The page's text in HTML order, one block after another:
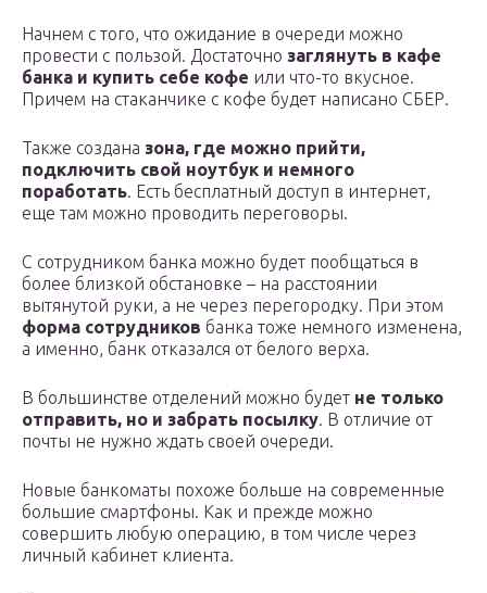
Начнем с того, что ожидание в очереди можно
провести с пользой. Достаточно заглянуть в кафе
банка и купить себе кофе или что-то вкусное.
Причем на стаканчике с кофе будет написано СБЕР.
Также создана зона, где можно прийти,
подключить свой ноутбук и немного
поработать. Есть бесплатный доступ в интернет,
еще там можно проводить переговоры.
С сотрудником банка можно будет пообщаться в
более близкой обстановке – на расстоянии
вытянутой руки, а не через перегородку. При этом
форма сотрудников банка тоже немного изменена,
а именно, банк отказался от белого верха.
В большинстве отделений можно будет не только
отправить, но и забрать посылку. В отличие от
почты не нужно ждать своей очереди.
Новые банкоматы похоже больше на современные
большие смартфоны. Как и прежде можно
совершить любую операцию, в том числе через
личный кабинет клиента.